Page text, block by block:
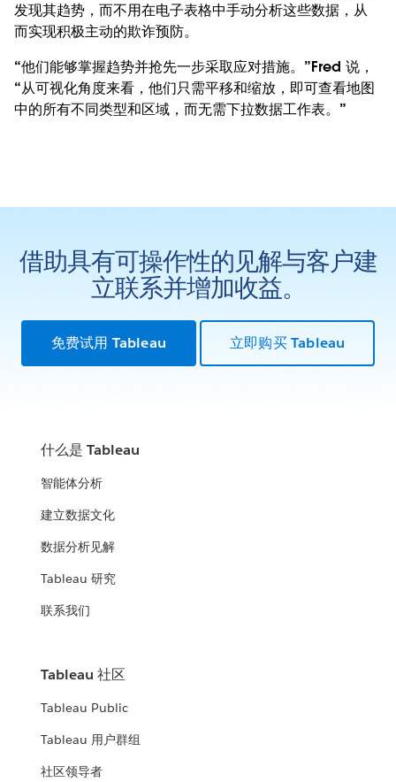
发现其趋势，而不用在电子表格中手动分析这些数据，从
而实现积极主动的欺诈预防。
“他们能够掌握趋势并抢先一步采取应对措施。”Fred 说，
“从可视化角度来看，他们只需平移和缩放，即可查看地图
中的所有不同类型和区域，而无需下拉数据工作表。”
借助具有可操作性的见解与客户建
立联系并增加收益。
免费试用 Tableau 立即购买 Tableau
什么是 Tableau
智能体分析
建立数据文化
数据分析见解
Tableau 研究
联系我们
Tableau 社区
Tableau Public
Tableau 用户群组
社区领导者